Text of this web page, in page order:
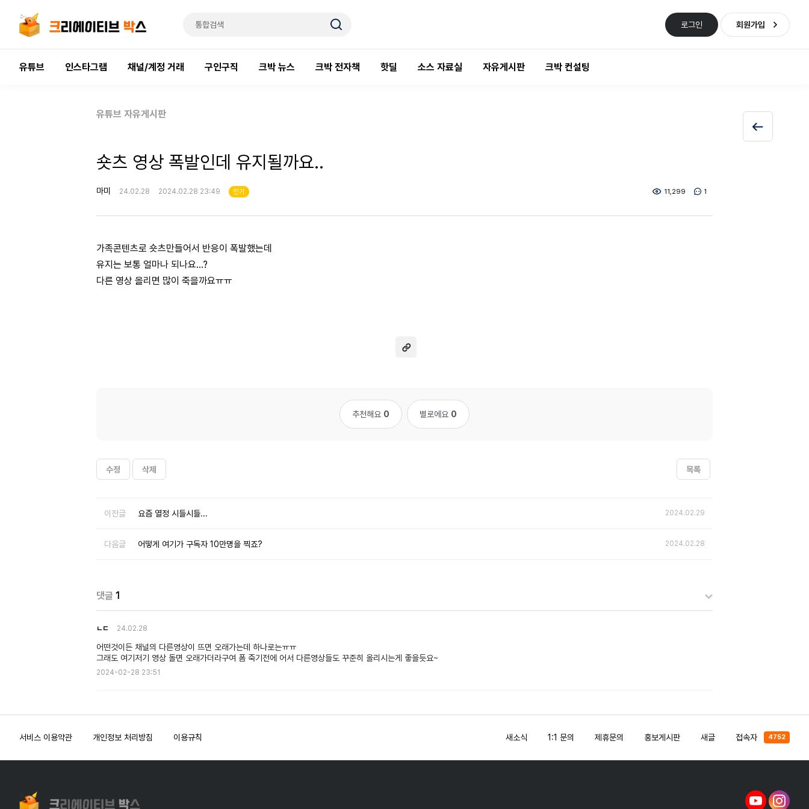
로그인 회원가입
유튜브 인스타그램 채널/계정 거래 구인구직 크박 뉴스 크박 전자책 핫딜 소스 자료실 자유게시판 크박 컨설팅
유튜브 자유게시판
숏츠 영상 폭발인데 유지될까요..
마미 24.02.28 2024.02.28 23:49 인기 11,299 1
가족콘텐츠로 숏츠만들어서 반응이 폭발했는데
유지는 보통 얼마나 되나요...?
다른 영상 올리면 많이 죽을까요ㅠㅠ
추천해요 0 별로에요 0
목록
수정 삭제
이전글 요즘 열정 시들시들... 2024.02.29
다음글 어떻게 여기가 구독자 10만명을 찍죠? 2024.02.28
댓글 1
ㄴㄷ 24.02.28
어떤것이든 채널의 다른영상이 뜨면 오래가는데 하나로는ㅠㅠ
그래도 여기저기 영상 돌면 오래가더라구여 폼 죽기전에 어서 다른영상들도 꾸준히 올리시는게 좋을듯요~
2024-02-28 23:51
서비스 이용약관 개인정보 처리방침 이용규칙 새소식 1:1 문의 제휴문의 홍보게시판 새글 접속자 4752